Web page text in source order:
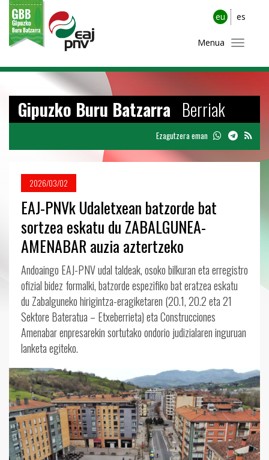
eu es
Menua
Gipuzko Buru Batzarra Berriak
Ezagutzera eman
2026/03/02
EAJ-PNVk Udaletxean batzorde bat
sortzea eskatu du ZABALGUNEA-
AMENABAR auzia aztertzeko
Andoaingo EAJ-PNV udal taldeak, osoko bilkuran eta erregistro
ofizial bidez formalki, batzorde espezifiko bat eratzea eskatu
du Zabalguneko hirigintza-eragiketaren (20.1, 20.2 eta 21
Sektore Bateratua – Etxeberrieta) eta Construcciones
Amenabar enpresarekin sortutako ondorio judizialaren inguruan
lanketa egiteko.